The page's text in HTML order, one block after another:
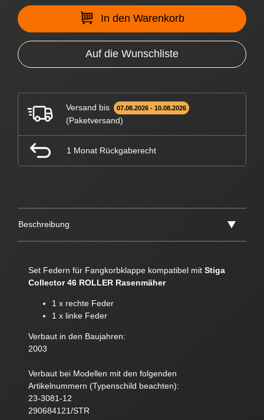
In den Warenkorb
Auf die Wunschliste
Versand bis 07.08.2026 - 10.08.2026
(Paketversand)
1 Monat Rückgaberecht
Beschreibung
Set Federn für Fangkorbklappe kompatibel mit Stiga
Collector 46 ROLLER Rasenmäher
1 x rechte Feder
1 x linke Feder
Verbaut in den Baujahren:
2003
Verbaut bei Modellen mit den folgenden
Artikelnummern (Typenschild beachten):
23-3081-12
290684121/STR